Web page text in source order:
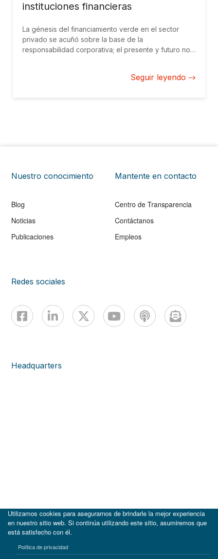
instituciones financieras
La génesis del financiamiento verde en el sector
privado se acuñó sobre la base de la
responsabilidad corporativa; el presente y futuro nos
Seguir leyendo
Nuestro conocimiento
Blog
Noticias
Publicaciones
Mantente en contacto
Centro de Transparencia
Contáctanos
Empleos
Redes sociales
Headquarters
Utilizamos cookies para asegurarnos de brindarle la mejor experiencia
en nuestro sitio web. Si continúa utilizando este sitio, asumiremos que
está satisfecho con él.
Política de privacidad